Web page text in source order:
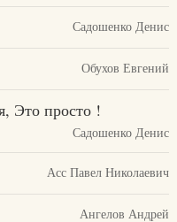
Садошенко Денис
Обухов Евгений
Это просто !
Садошенко Денис
Асс Павел Николаевич
Ангелов Андрей